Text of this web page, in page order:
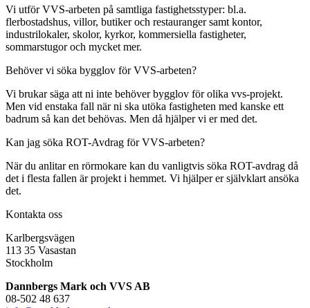
Vi utför VVS-arbeten på samtliga fastighetsstyper: bl.a.
flerbostadshus, villor, butiker och restauranger samt kontor,
industrilokaler, skolor, kyrkor, kommersiella fastigheter,
sommarstugor och mycket mer.
Behöver vi söka bygglov för VVS-arbeten?
Vi brukar säga att ni inte behöver bygglov för olika vvs-projekt.
Men vid enstaka fall när ni ska utöka fastigheten med kanske ett
badrum så kan det behövas. Men då hjälper vi er med det.
Kan jag söka ROT-Avdrag för VVS-arbeten?
När du anlitar en rörmokare kan du vanligtvis söka ROT-avdrag då
det i flesta fallen är projekt i hemmet. Vi hjälper er självklart ansöka
det.
Kontakta oss
Karlbergsvägen
113 35 Vasastan
Stockholm
Dannbergs Mark och VVS AB
08-502 48 637